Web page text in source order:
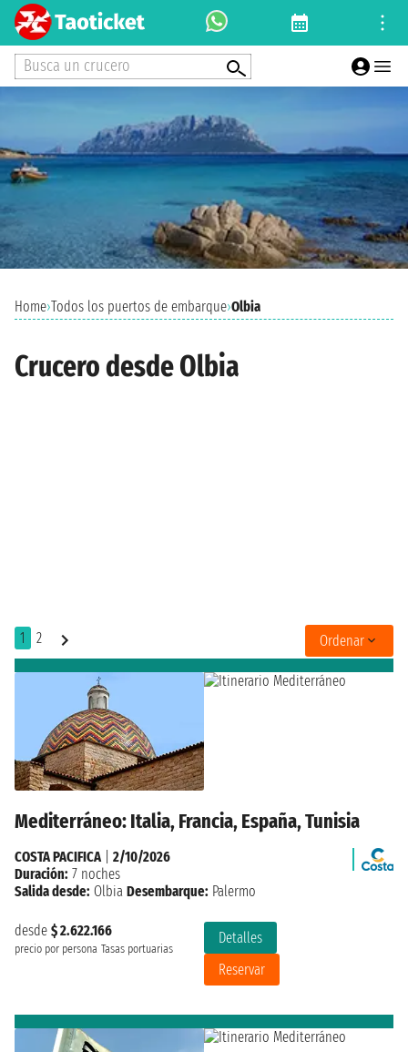
Busca un crucero
Home›Todos los puertos de embarque›Olbia
Crucero desde Olbia
1 2 Ordenar
Mediterráneo: Italia, Francia, España, Tunisia
desde $ 2.622.166
precio por persona Tasas portuarias
Detalles
Reservar
COSTA PACIFICA
2/10/2026
Duración: 7 noches
Salida desde: Olbia Desembarque: Palermo